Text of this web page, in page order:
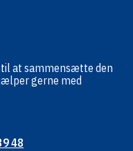
til at sammensætte den
gerne med
48